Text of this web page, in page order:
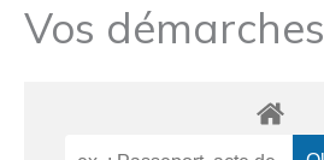
Vos démarches